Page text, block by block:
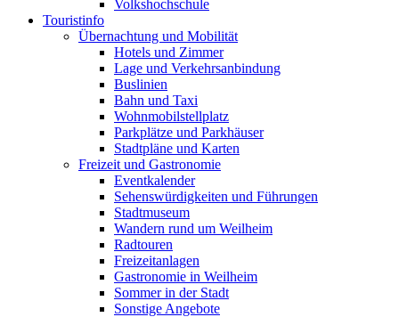
Volkshochschule
Touristinfo
Übernachtung und Mobilität
Hotels und Zimmer
Lage und Verkehrsanbindung
Buslinien
Bahn und Taxi
Wohnmobilstellplatz
Parkplätze und Parkhäuser
Stadtpläne und Karten
Freizeit und Gastronomie
Eventkalender
Sehenswürdigkeiten und Führungen
Stadtmuseum
Wandern rund um Weilheim
Radtouren
Freizeitanlagen
Gastronomie in Weilheim
Sommer in der Stadt
Sonstige Angebote